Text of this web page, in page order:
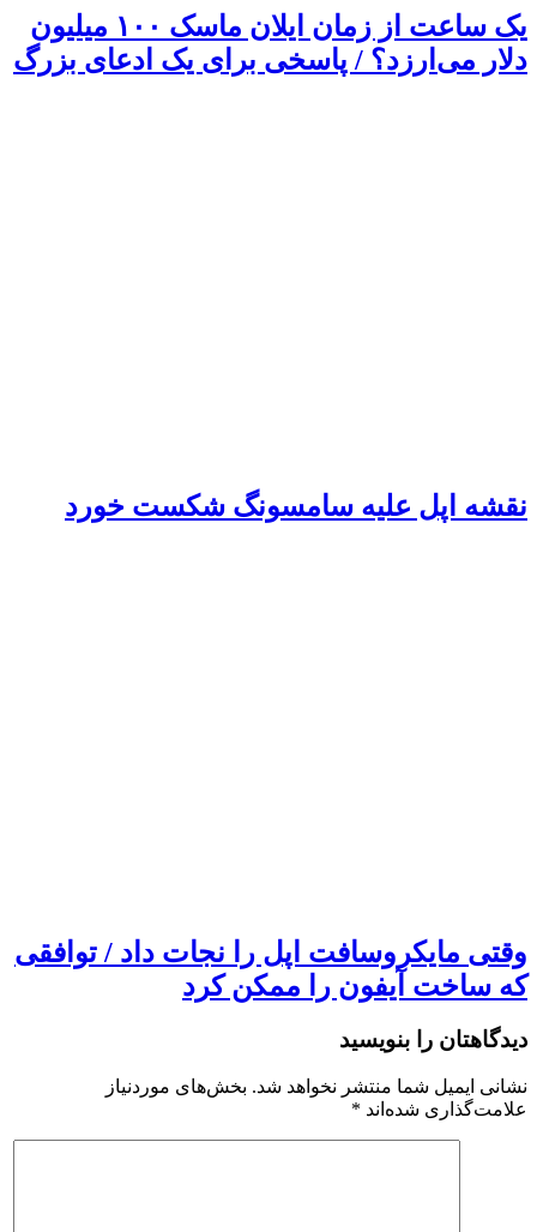
یک ساعت از زمان ایلان ماسک ۱۰۰ میلیون
دلار می‌ارزد؟ / پاسخی برای یک ادعای بزرگ
نقشه اپل علیه سامسونگ شکست خورد
وقتی مایکروسافت اپل را نجات داد / توافقی
که ساخت آیفون را ممکن کرد
دیدگاهتان را بنویسید
نشانی ایمیل شما منتشر نخواهد شد. بخش‌های موردنیاز
علامت‌گذاری شده‌اند *